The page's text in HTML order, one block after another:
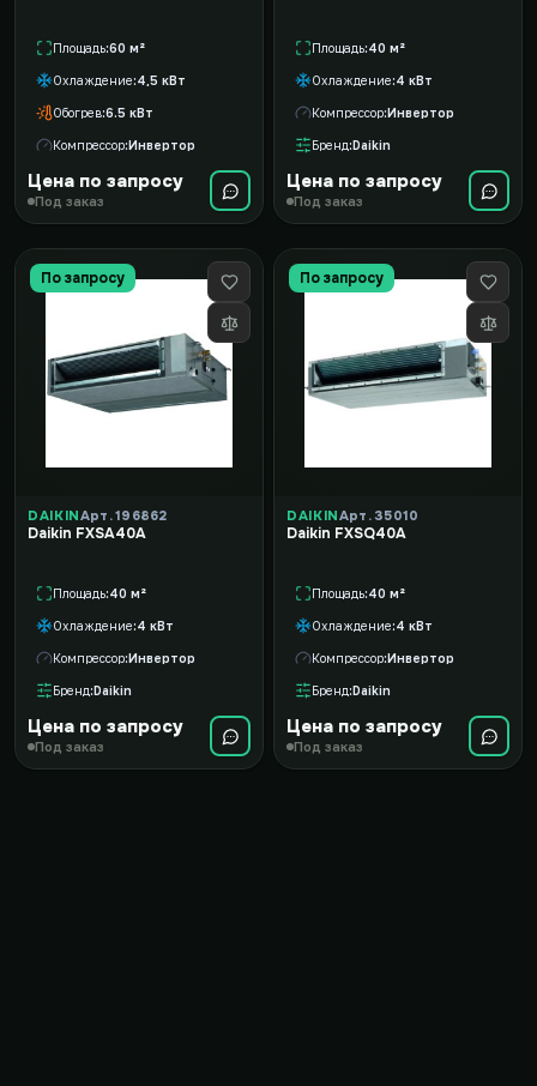
Площадь 60 м²
Охлаждение 4,5 кВт
Обогрев 6.5 кВт
Компрессор Инвертор
Цена по запросу
Под заказ
Площадь 40 м²
Охлаждение 4 кВт
Компрессор Инвертор
Бренд Daikin
Цена по запросу
Под заказ
По запросу
DAIKINАрт. 196862
Daikin FXSA40A
Площадь 40 м²
Охлаждение 4 кВт
Компрессор Инвертор
Бренд Daikin
Цена по запросу
Под заказ
По запросу
DAIKINАрт. 35010
Daikin FXSQ40A
Площадь 40 м²
Охлаждение 4 кВт
Компрессор Инвертор
Бренд Daikin
Цена по запросу
Под заказ